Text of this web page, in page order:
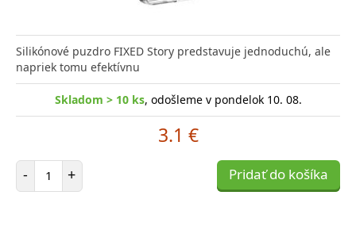
Silikónové puzdro FIXED Story predstavuje jednoduchú, ale
napriek tomu efektívnu
Skladom > 10 ks, odošleme v pondelok 10. 08.
3.1 €
- Počet položiek
+ Pridať do košíka